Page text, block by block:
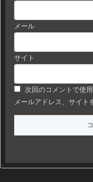
メール
サイト
次回のコメントで使
メールアドレス、サイト